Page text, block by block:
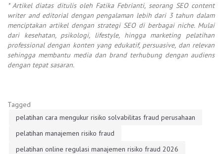
* Artikel diatas ditulis oleh Fatika Febrianti, seorang SEO content
writer and editorial dengan pengalaman lebih dari 3 tahun dalam
menciptakan artikel dengan strategi SEO di berbagai niche. Mulai
dari kesehatan, psikologi, lifestyle, hingga marketing pelatihan
professional dengan konten yang edukatif, persuasive, dan relevan
sehingga membantu media dan brand terhubung dengan audiens
dengan tepat sasaran.
Tagged
pelatihan cara mengukur risiko solvabilitas fraud perusahaan
pelatihan manajemen risiko fraud
pelatihan online regulasi manajemen risiko fraud 2026